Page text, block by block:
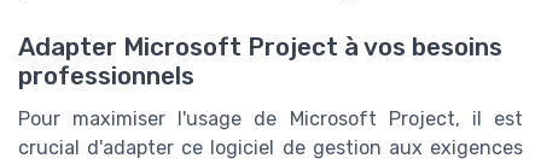
Adapter Microsoft Project à vos besoins
professionnels
Pour maximiser l'usage de Microsoft Project, il est
crucial d'adapter ce logiciel de gestion aux exigences